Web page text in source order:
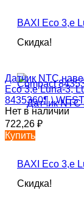
Скидка!
Датчик NTC
Eco 3,е Luna-3,
8435360¶ \
Нет в наличии
722,26 ₽
Купить
Скидка!